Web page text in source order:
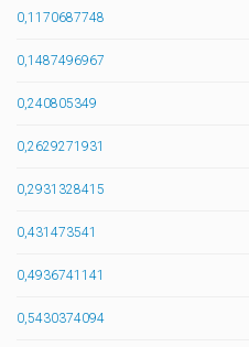
0,1170687748
0,1487496967
0,240805349
0,2629271931
0,2931328415
0,431473541
0,4936741141
0,5430374094